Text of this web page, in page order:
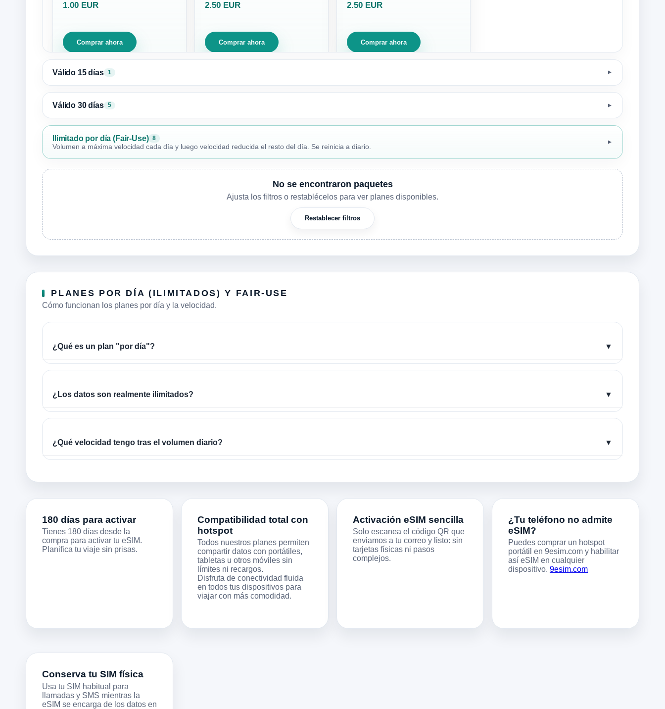
1.00 EUR
Comprar ahora
2.50 EUR
Comprar ahora
2.50 EUR
Comprar ahora
Válido 15 días 1 ▼
Válido 30 días 5 ▼
Ilimitado por día (Fair-Use) 8
Volumen a máxima velocidad cada día y luego velocidad reducida el resto del día. Se reinicia a diario.
▼
No se encontraron paquetes
Ajusta los filtros o restablécelos para ver planes disponibles.
Restablecer filtros
PLANES POR DÍA (ILIMITADOS) Y FAIR-USE
Cómo funcionan los planes por día y la velocidad.
¿Qué es un plan "por día"? ▼
¿Los datos son realmente ilimitados? ▼
¿Qué velocidad tengo tras el volumen diario? ▼
180 días para activar
Tienes 180 días desde la
compra para activar tu eSIM.
Planifica tu viaje sin prisas.
Compatibilidad total con
hotspot
Todos nuestros planes permiten
compartir datos con portátiles,
tabletas u otros móviles sin
límites ni recargos.
Disfruta de conectividad fluida
en todos tus dispositivos para
viajar con más comodidad.
Activación eSIM sencilla
Solo escanea el código QR que
enviamos a tu correo y listo: sin
tarjetas físicas ni pasos
complejos.
¿Tu teléfono no admite
eSIM?
Puedes comprar un hotspot
portátil en 9esim.com y habilitar
así eSIM en cualquier
dispositivo. 9esim.com
Conserva tu SIM física
Usa tu SIM habitual para
llamadas y SMS mientras la
eSIM se encarga de los datos en